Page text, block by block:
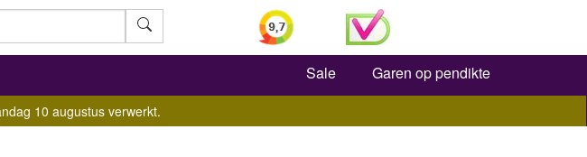
Zoeken
Sale Garen op pendikte
10 augustus verwerkt.